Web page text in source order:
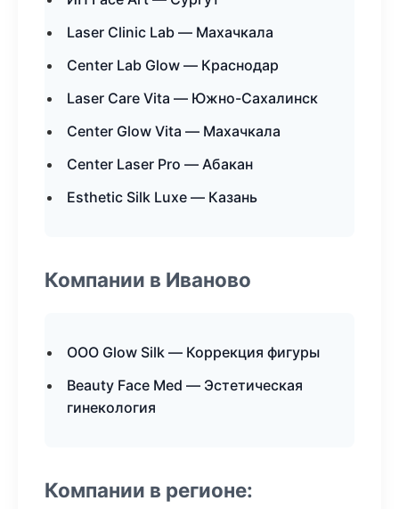
Laser Clinic Lab — Махачкала
Center Lab Glow — Краснодар
Laser Care Vita — Южно-Сахалинск
Center Glow Vita — Махачкала
Center Laser Pro — Абакан
Esthetic Silk Luxe — Казань
Компании в Иваново
ООО Glow Silk — Коррекция фигуры
Beauty Face Med — Эстетическая
гинекология
Компании в регионе: